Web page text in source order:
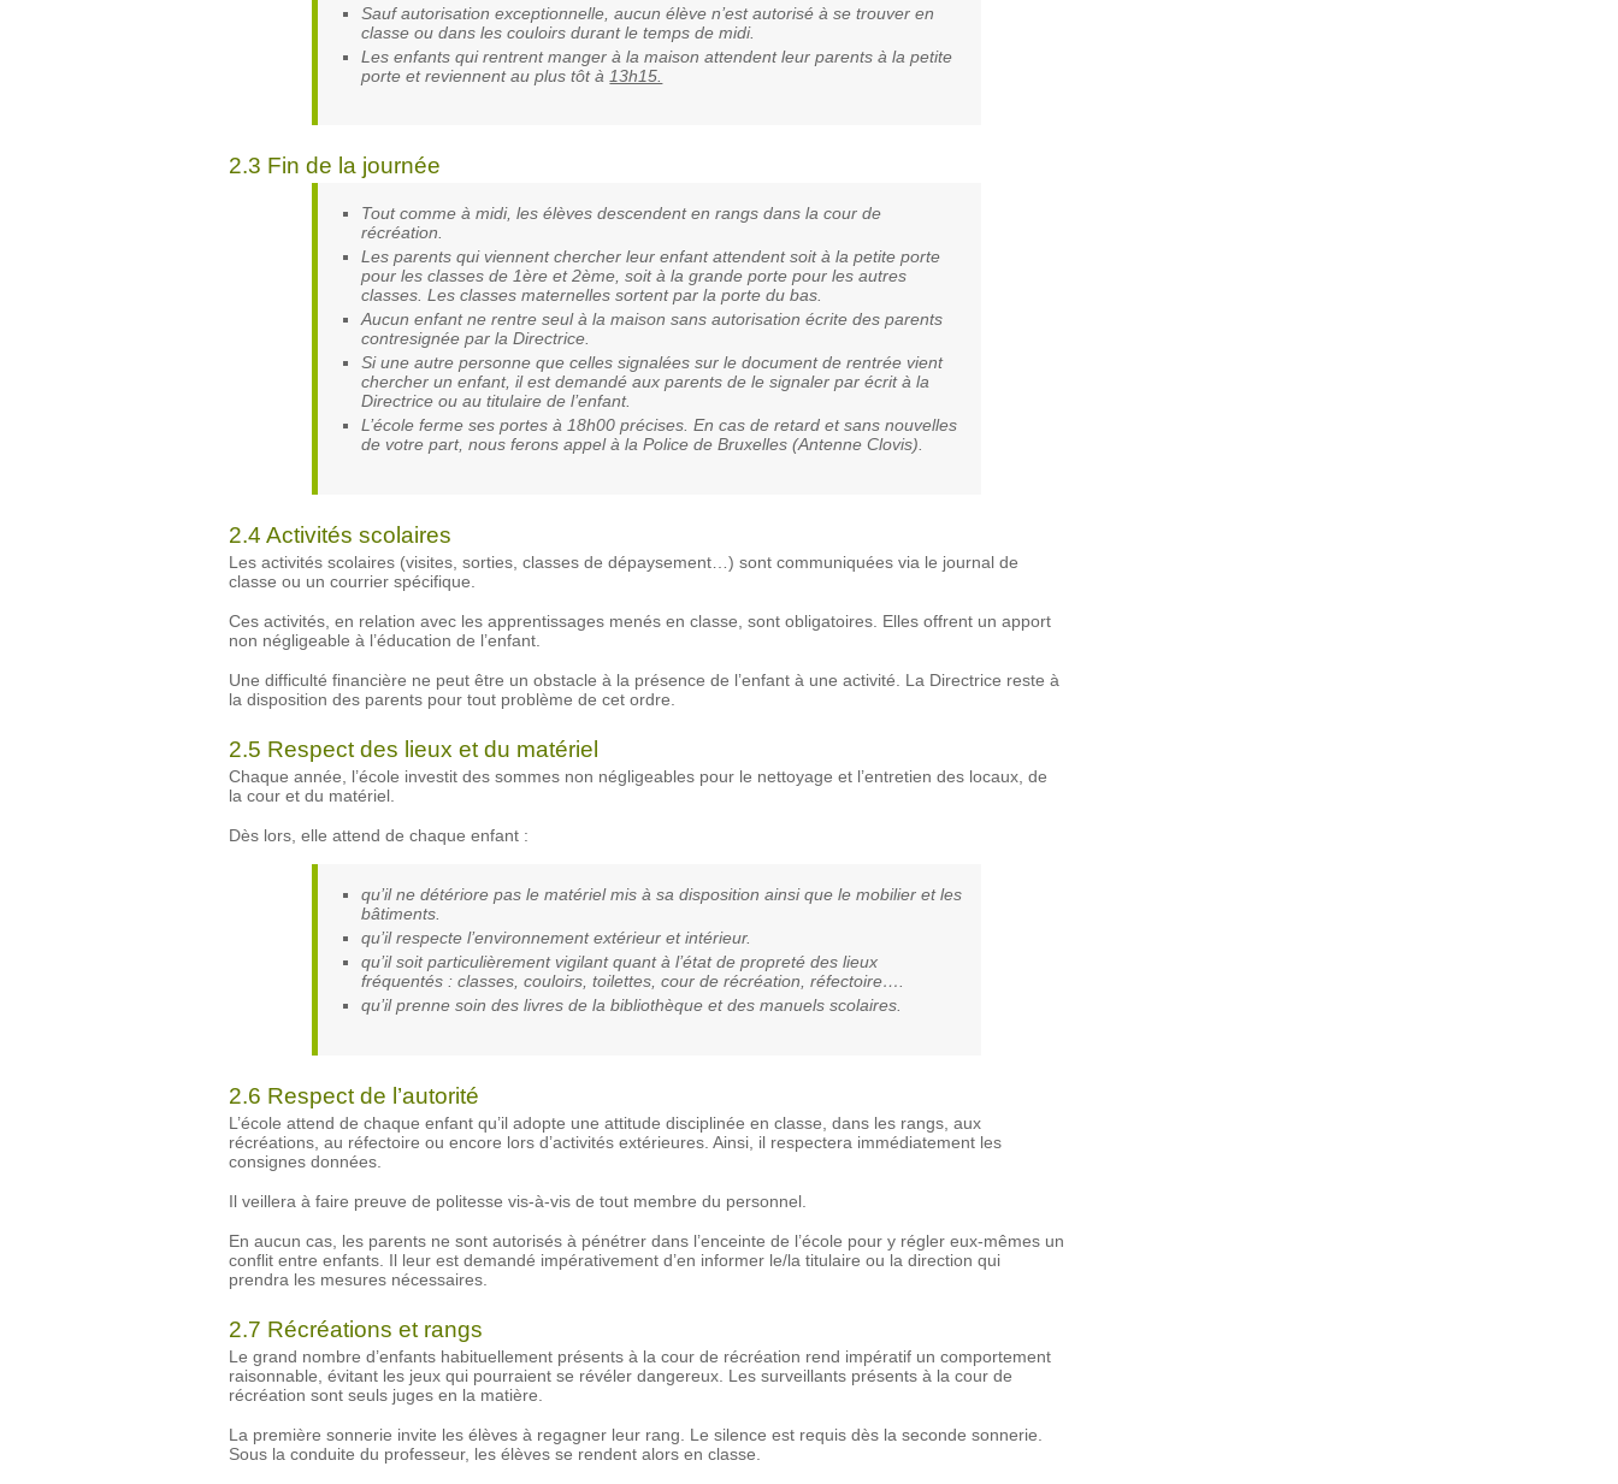
Sauf autorisation exceptionnelle, aucun élève n’est autorisé à se trouver en
classe ou dans les couloirs durant le temps de midi.
Les enfants qui rentrent manger à la maison attendent leur parents à la petite
porte et reviennent au plus tôt à 13h15.
2.3 Fin de la journée
Tout comme à midi, les élèves descendent en rangs dans la cour de
récréation.
Les parents qui viennent chercher leur enfant attendent soit à la petite porte
pour les classes de 1ère et 2ème, soit à la grande porte pour les autres
classes. Les classes maternelles sortent par la porte du bas.
Aucun enfant ne rentre seul à la maison sans autorisation écrite des parents
contresignée par la Directrice.
Si une autre personne que celles signalées sur le document de rentrée vient
chercher un enfant, il est demandé aux parents de le signaler par écrit à la
Directrice ou au titulaire de l’enfant.
L’école ferme ses portes à 18h00 précises. En cas de retard et sans nouvelles
de votre part, nous ferons appel à la Police de Bruxelles (Antenne Clovis).
2.4 Activités scolaires
Les activités scolaires (visites, sorties, classes de dépaysement…) sont communiquées via le journal de
classe ou un courrier spécifique.
Ces activités, en relation avec les apprentissages menés en classe, sont obligatoires. Elles offrent un apport
non négligeable à l’éducation de l’enfant.
Une difficulté financière ne peut être un obstacle à la présence de l’enfant à une activité. La Directrice reste à
la disposition des parents pour tout problème de cet ordre.
2.5 Respect des lieux et du matériel
Chaque année, l’école investit des sommes non négligeables pour le nettoyage et l’entretien des locaux, de
la cour et du matériel.
Dès lors, elle attend de chaque enfant :
qu’il ne détériore pas le matériel mis à sa disposition ainsi que le mobilier et les
bâtiments.
qu’il respecte l’environnement extérieur et intérieur.
qu’il soit particulièrement vigilant quant à l’état de propreté des lieux
fréquentés : classes, couloirs, toilettes, cour de récréation, réfectoire….
qu’il prenne soin des livres de la bibliothèque et des manuels scolaires.
2.6 Respect de l’autorité
L’école attend de chaque enfant qu’il adopte une attitude disciplinée en classe, dans les rangs, aux
récréations, au réfectoire ou encore lors d’activités extérieures. Ainsi, il respectera immédiatement les
consignes données.
Il veillera à faire preuve de politesse vis-à-vis de tout membre du personnel.
En aucun cas, les parents ne sont autorisés à pénétrer dans l’enceinte de l’école pour y régler eux-mêmes un
conflit entre enfants. Il leur est demandé impérativement d’en informer le/la titulaire ou la direction qui
prendra les mesures nécessaires.
2.7 Récréations et rangs
Le grand nombre d’enfants habituellement présents à la cour de récréation rend impératif un comportement
raisonnable, évitant les jeux qui pourraient se révéler dangereux. Les surveillants présents à la cour de
récréation sont seuls juges en la matière.
La première sonnerie invite les élèves à regagner leur rang. Le silence est requis dès la seconde sonnerie.
Sous la conduite du professeur, les élèves se rendent alors en classe.